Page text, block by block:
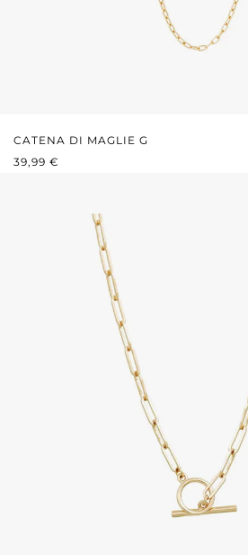
CATENA DI MAGLIE G
PREZZO NORMALE:
39,99 €